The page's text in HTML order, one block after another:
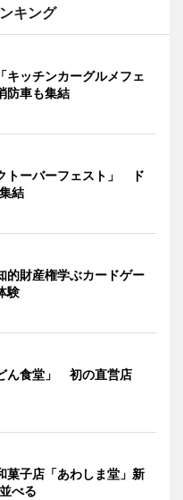
キング
キッチンカーグルメフェ
防車も集結
トーバーフェスト」 ド
結
的財産権学ぶカードゲー
験
ん食堂」 初の直営店
菓子店「あわしま堂」新
べる